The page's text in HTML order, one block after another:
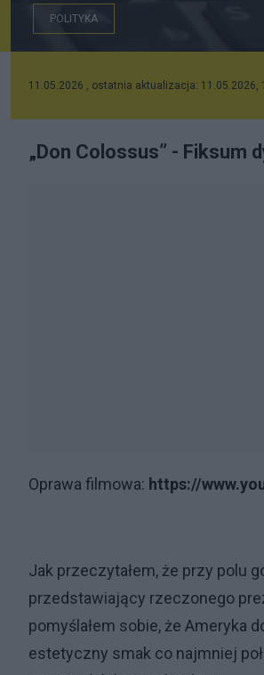
POLITYKA
11.05.2026 , ostatnia aktualizacja: 11.05.2026,
„Don Colossus” -
Oprawa filmowa: https://
Jak przeczytałem, że przy polu
przedstawiający rzeczonego
pomyślałem sobie, że Ameryka
estetyczny smak co najmniej